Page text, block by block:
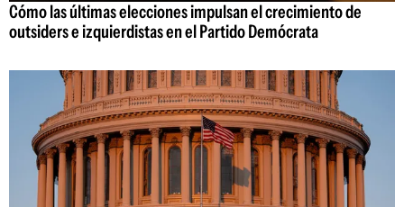
Cómo las últimas elecciones impulsan el crecimiento de
outsiders e izquierdistas en el Partido Demócrata